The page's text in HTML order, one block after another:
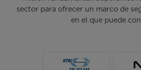
sector para ofrecer un marco de
en el que puede